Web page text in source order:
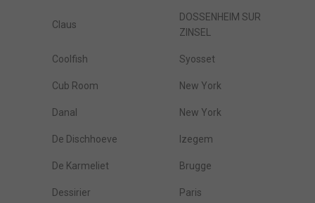
Claus
DOSSENHEIM SUR
ZINSEL
Coolfish Syosset
Cub Room New York
Danal New York
De Dischhoeve Izegem
De Karmeliet Brugge
Dessirier Paris